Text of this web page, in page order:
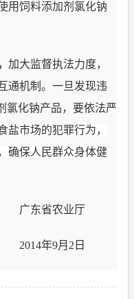
用饲料添加剂氯化钠
加大监督执法力度，
通机制。一旦发现违
氯化钠产品，要依法严
盐市场的犯罪行为，
确保人民群众身体健
广东省农业厅
年9月 2 日